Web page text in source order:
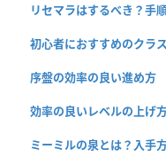
リセマラはするべき？手
初心者におすすめのクラ
序盤の効率の良い進め方
効率の良いレベルの上げ
ミーミルの泉とは？入手